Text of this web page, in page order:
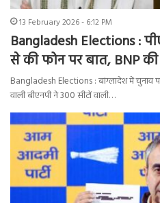
13 February 2026 - 6:12 PM
Bangladesh Elections :
से की फोन पर बात, BNP
Bangladesh Elections : बांग्लादेश में चुनाव
वाली बीएनपी ने 300 सीटों वाली…